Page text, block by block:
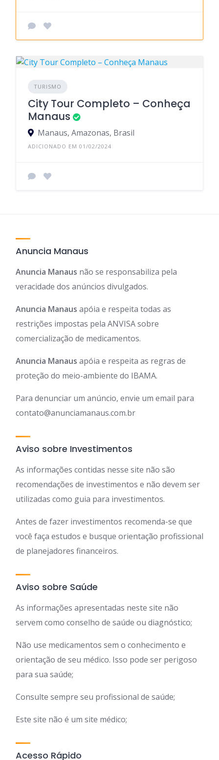
TURISMO
City Tour Completo – Conheça
Manaus
Manaus, Amazonas, Brasil
ADICIONADO EM 01/02/2024
Anuncia Manaus
Anuncia Manaus não se responsabiliza pela
veracidade dos anúncios divulgados.
Anuncia Manaus apóia e respeita todas as
restrições impostas pela ANVISA sobre
comercialização de medicamentos.
Anuncia Manaus apóia e respeita as regras de
proteção do meio-ambiente do IBAMA.
Para denunciar um anúncio, envie um email para
contato@anunciamanaus.com.br
Aviso sobre Investimentos
As informações contidas nesse site não são
recomendações de investimentos e não devem ser
utilizadas como guia para investimentos.
Antes de fazer investimentos recomenda-se que
você faça estudos e busque orientação profissional
de planejadores financeiros.
Aviso sobre Saúde
As informações apresentadas neste site não
servem como conselho de saúde ou diagnóstico;
Não use medicamentos sem o conhecimento e
orientação de seu médico. Isso pode ser perigoso
para sua saúde;
Consulte sempre seu profissional de saúde;
Este site não é um site médico;
Acesso Rápido